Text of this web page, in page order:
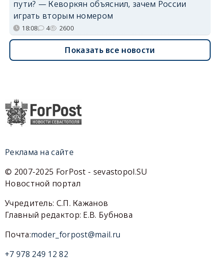
пути? — Кеворкян объяснил, зачем России
играть вторым номером
18:08 4 2600
Показать все новости
Реклама на сайте
© 2007-2025 ForPost - sevastopol.SU
Новостной портал
Учредитель: С.П. Кажанов
Главный редактор: Е.В. Бубнова
Почта:moder_forpost@mail.ru
+7 978 249 12 82